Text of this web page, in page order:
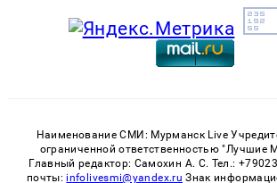
Наименование СМИ: Мурманск Live
ограниченной ответственностью "Лучшие
Главный редактор: Самохин А. С. Тел.:
почты: infolivesmi@yandex.ru Знак